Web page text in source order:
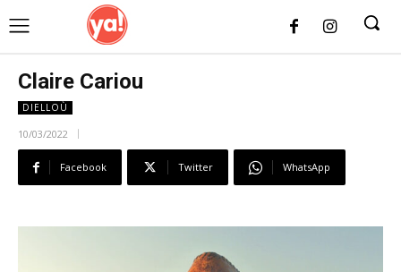
Claire Cariou
DIELLOÙ
10/03/2022
Facebook Twitter WhatsApp